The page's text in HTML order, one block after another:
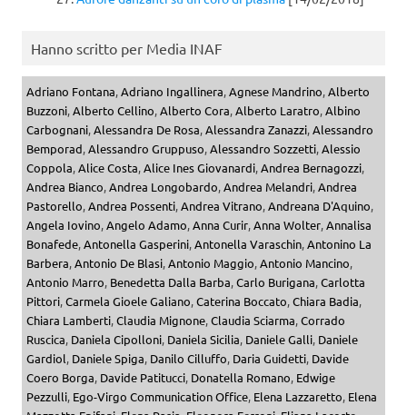
Hanno scritto per Media INAF
Adriano Fontana,Adriano Ingallinera,Agnese Mandrino,Alberto
Buzzoni,Alberto Cellino,Alberto Cora,Alberto Laratro,Albino
Carbognani,Alessandra De Rosa,Alessandra Zanazzi,Alessandro
Bemporad,Alessandro Gruppuso,Alessandro Sozzetti,Alessio
Coppola,Alice Costa,Alice Ines Giovanardi,Andrea Bernagozzi,
Andrea Bianco,Andrea Longobardo,Andrea Melandri,Andrea
Pastorello,Andrea Possenti,Andrea Vitrano,Andreana D'Aquino,
Angela Iovino,Angelo Adamo,Anna Curir,Anna Wolter,Annalisa
Bonafede,Antonella Gasperini,Antonella Varaschin,Antonino La
Barbera,Antonio De Blasi,Antonio Maggio,Antonio Mancino,
Antonio Marro, Benedetta Dalla Barba,Carlo Burigana,Carlotta
Pittori,Carmela Gioele Galiano,Caterina Boccato,Chiara Badia,
Chiara Lamberti,Claudia Mignone,Claudia Sciarma,Corrado
Ruscica, Daniela Cipolloni, Daniela Sicilia, Daniele Galli, Daniele
Gardiol, Daniele Spiga, Danilo Cilluffo, Daria Guidetti, Davide
Coero Borga, Davide Patitucci, Donatella Romano, Edwige
Pezzulli, Ego-Virgo Communication Office, Elena Lazzaretto, Elena